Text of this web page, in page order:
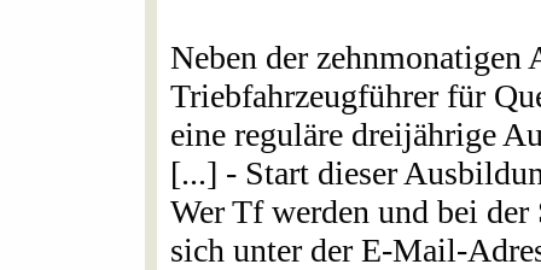
Neben der zehnmonatigen
Triebfahrzeugführer für
eine reguläre dreijährige
[...] - Start dieser
Wer Tf werden und bei
sich unter der E-Mail-